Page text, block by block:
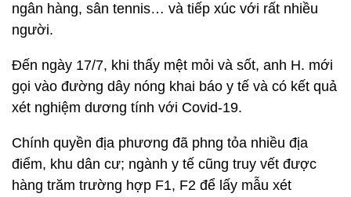
ngân hàng, sân tennis… và tiếp xúc với rất nhiều
người.
Đến ngày 17/7, khi thấy mệt mỏi và sốt, anh H. mới
gọi vào đường dây nóng khai báo y tế và có kết quả
xét nghiệm dương tính với Covid-19.
Chính quyền địa phương đã phng tỏa nhiều địa
điểm, khu dân cư; ngành y tế cũng truy vết được
hàng trăm trường hợp F1, F2 để lấy mẫu xét